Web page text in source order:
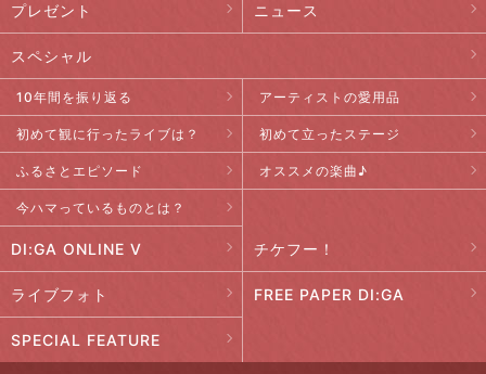
プレゼント ニュース
スペシャル
10年間を振り返る アーティストの愛用品
初めて観に行ったライブは？ 初めて立ったステージ
ふるさとエピソード オススメの楽曲♪
今ハマっているものとは？
DI:GA ONLINE V チケフー！
ライブフォト FREE PAPER DI:GA
SPECIAL FEATURE